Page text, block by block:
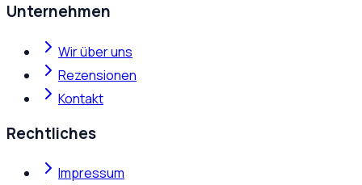
Unternehmen
Wir über uns
Rezensionen
Kontakt
Rechtliches
Impressum